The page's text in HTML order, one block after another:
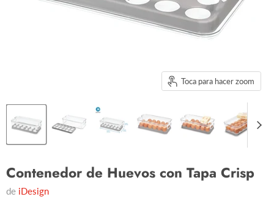
Toca para hacer zoom
Contenedor de Huevos con Tapa Crisp
de iDesign